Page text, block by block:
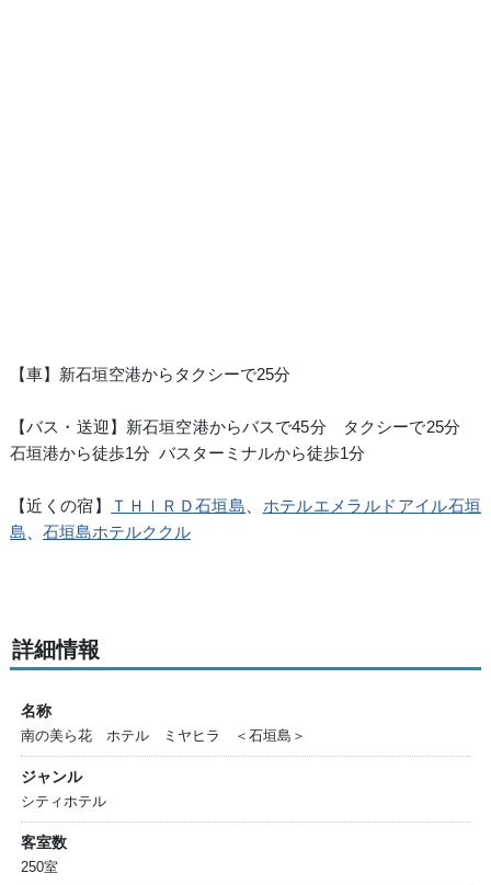
【車】新石垣空港からタクシーで25分
【バス・送迎】新石垣空港からバスで45分 タクシーで25分
石垣港から徒歩1分 バスターミナルから徒歩1分
【近くの宿】 ＴＨＩＲＤ石垣島
ホテルエメラルドアイル石垣
島
石垣島ホテルククル
詳細情報
名称
南の美ら花 ホテル ミヤヒラ ＜石垣島＞
ジャンル
シティホテル
客室数
250室